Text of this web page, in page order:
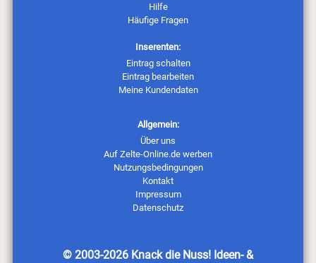
Hilfe
Häufige Fragen
Inserenten:
Eintrag schalten
Eintrag bearbeiten
Meine Kundendaten
Allgemein:
Über uns
Auf Zelte-Online.de werben
Nutzungsbedingungen
Kontakt
Impressum
Datenschutz
© 2003-2026 Knack die Nuss! Ideen- &